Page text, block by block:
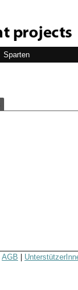
Sparten
AGB